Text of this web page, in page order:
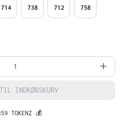
714 738 712 758
Indtast det ønskede
INDKØBSKURV
TOKENZ 💰